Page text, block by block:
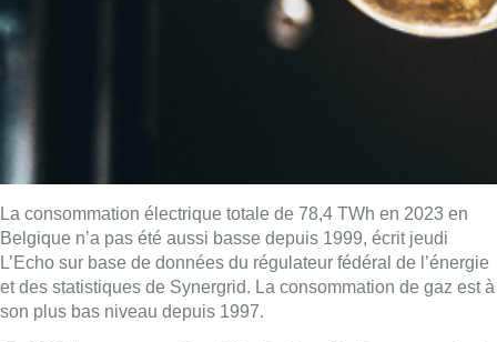
La consommation électrique totale de 78,4 TWh en 2023 en
Belgique n’a pas été aussi basse depuis 1999, écrit jeudi
L’Echo sur base de données du régulateur fédéral de l’énergie
et des statistiques de Synergrid. La consommation de gaz est à
son plus bas niveau depuis 1997.